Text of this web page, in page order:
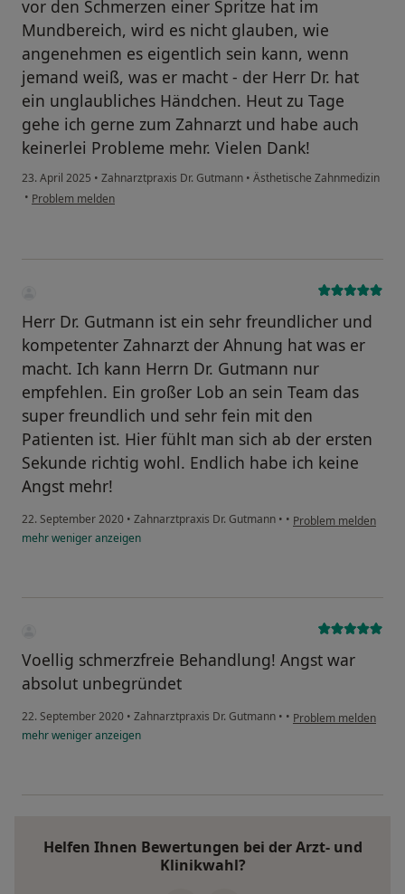
vor den Schmerzen einer Spritze hat im
Mundbereich, wird es nicht glauben, wie
angenehmen es eigentlich sein kann, wenn
jemand weiß, was er macht - der Herr Dr. hat
ein unglaubliches Händchen. Heut zu Tage
gehe ich gerne zum Zahnarzt und habe auch
keinerlei Probleme mehr. Vielen Dank!
23. April 2025 • Zahnarztpraxis Dr. Gutmann • Ästhetische Zahnmedizin
• Problem melden
Herr Dr. Gutmann ist ein sehr freundlicher und
kompetenter Zahnarzt der Ahnung hat was er
macht. Ich kann Herrn Dr. Gutmann nur
empfehlen. Ein großer Lob an sein Team das
super freundlich und sehr fein mit den
Patienten ist. Hier fühlt man sich ab der ersten
Sekunde richtig wohl. Endlich habe ich keine
Angst mehr!
22. September 2020 • Zahnarztpraxis Dr. Gutmann • • Problem melden
mehrwenigeranzeigen
Voellig schmerzfreie Behandlung! Angst war
absolut unbegründet
22. September 2020 • Zahnarztpraxis Dr. Gutmann • • Problem melden
mehrwenigeranzeigen
Helfen Ihnen Bewertungen bei der Arzt- und
Klinikwahl?